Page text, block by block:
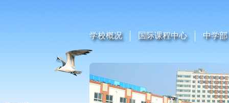
学校概况 国际课程中心 中学部